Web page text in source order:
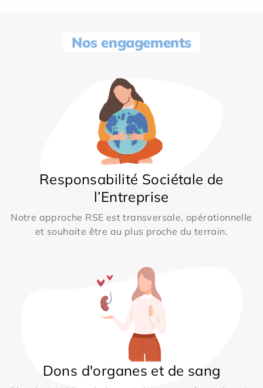
Nos engagements
Responsabilité Sociétale de
l’Entreprise
Notre approche RSE est transversale, opérationnelle
et souhaite être au plus proche du terrain.
Dons d'organes et de sang